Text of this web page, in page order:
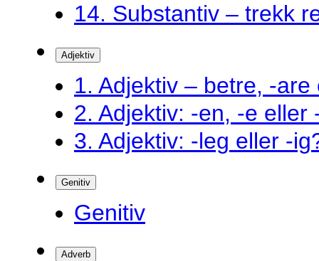
14. Substantiv – trekk
Adjektiv
1. Adjektiv – betre, -are
2. Adjektiv: -en, -e eller
3. Adjektiv: -leg eller -
Genitiv
Genitiv
Adverb